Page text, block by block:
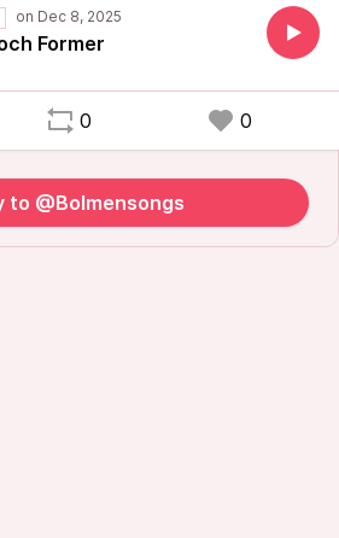
Former
0 0
to @Bolmensongs